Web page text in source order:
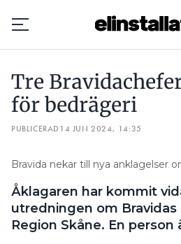
Prenumerera
Hantera
Lediga jobb
Annonsera
Läs E-tidningen
Tre
för bedrägeri
PUBLICERAD 14 JUN 2024, 14:35
Bravida nekar till nya anklagelser
Åklagaren har kommit
utredningen om
Region Skåne. En person
TRE BRAVIDACHEFER MISSTÄNKS